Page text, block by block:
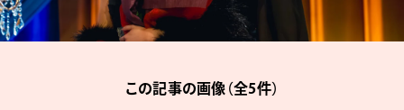
この記事の画像（全5件）